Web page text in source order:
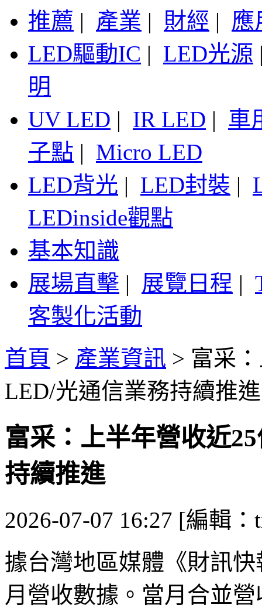
推薦 | 產業 | 財經 | 應
LED驅動IC | LED光源
明
UV LED | IR LED | 車
子點 | Micro LED
LED背光 | LED封裝 |
LEDinside觀點
基本知識
展場直擊 | 展覽日程 |
客製化活動
首頁 > 產業資訊 > 富采
LED/光通信業務持續推進
富采：上半年營收近
持續推進
2026-07-07 16:27 [編輯：
據台灣地區媒體《財訊
月營收數據。當月合並